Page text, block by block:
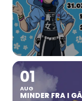
01
AUG
MINDER FRA I